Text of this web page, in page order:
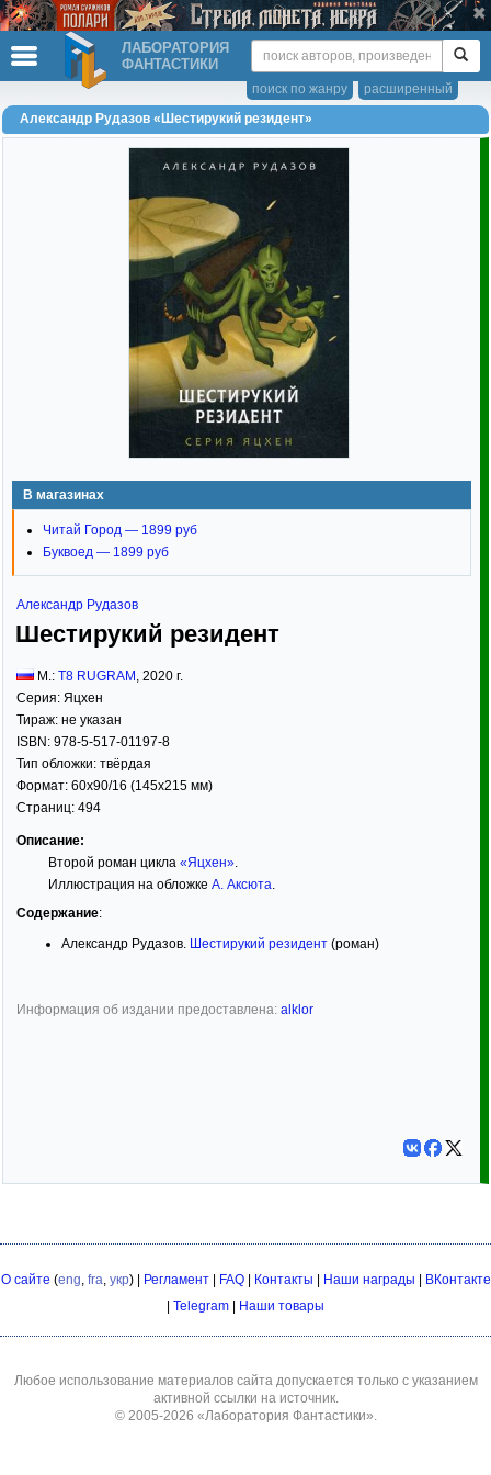
ЛАБОРАТОРИЯ
ФАНТАСТИКИ
расширенный
поиск по жанру
Александр Рудазов «Шестирукий резидент»
В магазинах
Читай Город — 1899 руб
Буквоед — 1899 руб
Александр Рудазов
Шестирукий резидент
М.: T8 RUGRAM , 2020 г.
Серия: Яцхен
Тираж: не указан
ISBN: 978-5-517-01197-8
Тип обложки: твёрдая
Формат: 60x90/16 (145x215 мм)
Страниц: 494
Описание:
Второй роман цикла «Яцхен».
Иллюстрация на обложке А. Аксюта.
Содержание:
Александр Рудазов. Шестирукий резидент (роман)
Информация об издании предоставлена: alklor
О сайте (eng, fra, укр) | Регламент| FAQ| Контакты Наши награды
ВКонтакте
Telegram Наши товары
Любое использование материалов сайта допускается только с указанием
активной ссылки на источник.
© 2005-2026 «Лаборатория Фантастики».